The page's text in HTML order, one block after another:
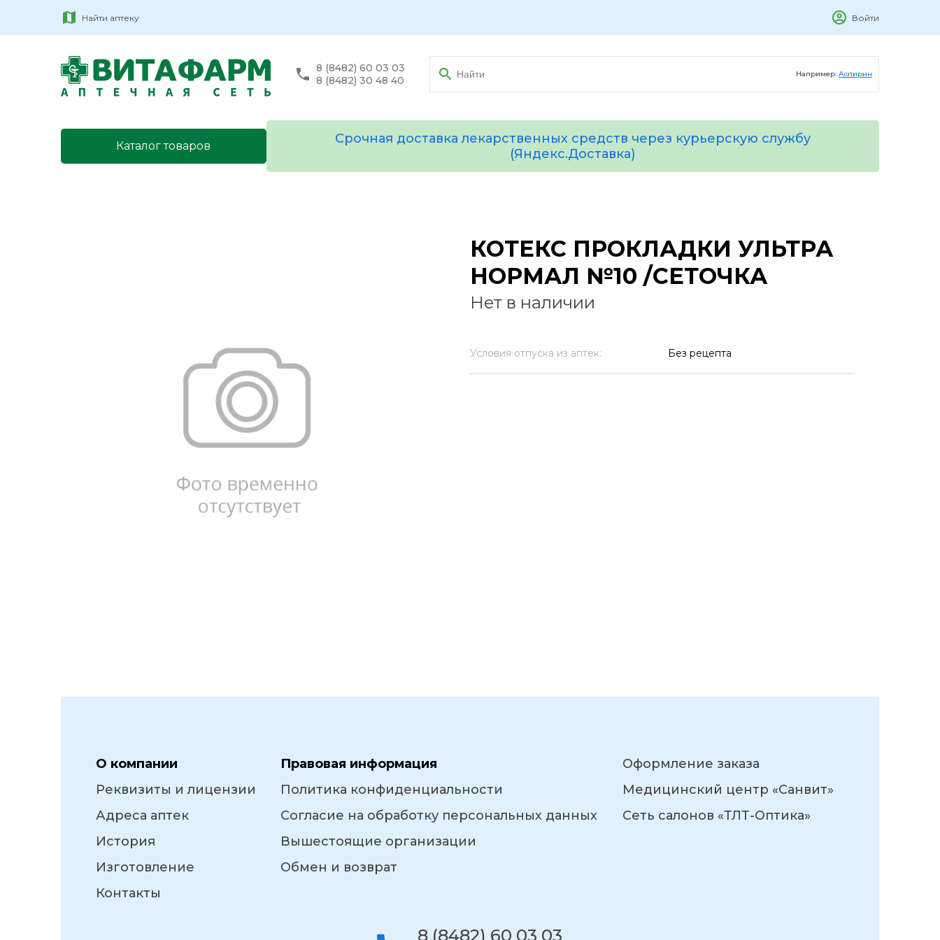
Найти аптеку Войти
8 (8482) 60 03 03
8 (8482) 30 48 40
Например: Аспирин
Каталог товаров
Срочная доставка лекарственных средств через курьерскую службу
(Яндекс.Доставка)
КОТЕКС ПРОКЛАДКИ УЛЬТРА
НОРМАЛ №10 /СЕТОЧКА
Нет в наличии
Условия отпуска из аптек: Без рецепта
О компании
Реквизиты и лицензии
Адреса аптек
История
Изготовление
Контакты
Правовая информация
Политика конфиденциальности
Согласие на обработку персональных данных
Вышестоящие организации
Обмен и возврат
Оформление заказа
Медицинский центр «Санвит»
Сеть салонов «ТЛТ-Оптика»
8 (8482) 60 03 03